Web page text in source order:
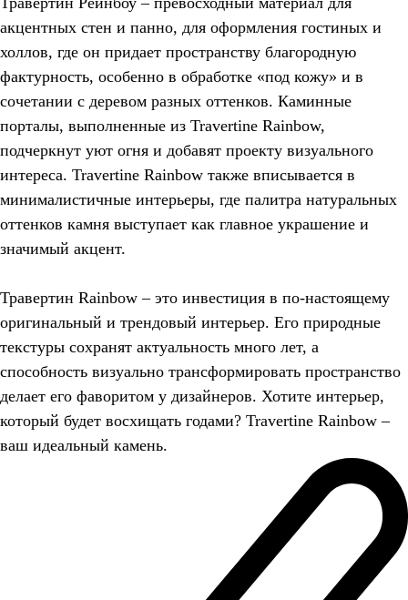
акцентных стен и панно, для оформления гостиных и
холлов, где он придает пространству благородную
фактурность, особенно в обработке «под кожу» и в
сочетании с деревом разных оттенков. Каминные
порталы, выполненные из Travertine Rainbow,
подчеркнут уют огня и добавят проекту визуального
интереса. Travertine Rainbow также вписывается в
минималистичные интерьеры, где палитра натуральных
оттенков камня выступает как главное украшение и
значимый акцент.
Травертин Rainbow – это инвестиция в по-настоящему
оригинальный и трендовый интерьер. Его природные
текстуры сохранят актуальность много лет, а
способность визуально трансформировать пространство
делает его фаворитом у дизайнеров. Хотите интерьер,
который будет восхищать годами? Travertine Rainbow –
ваш идеальный камень.